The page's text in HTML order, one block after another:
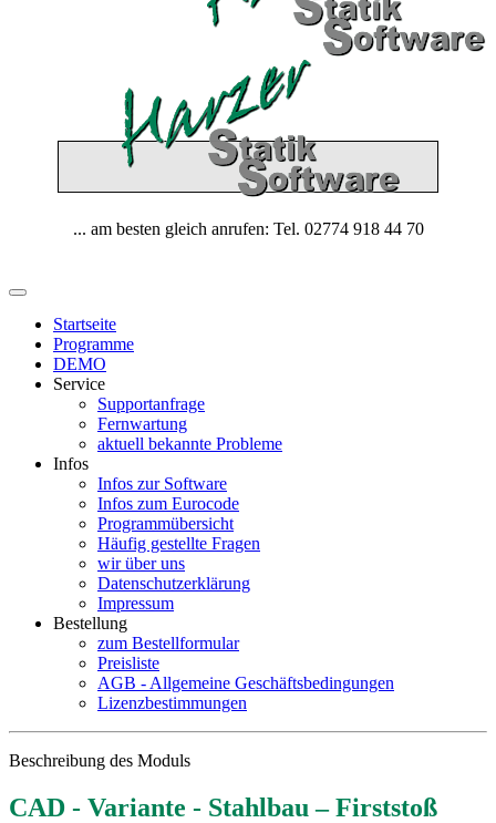
... am besten gleich anrufen: Tel. 02774 918 44 70
Startseite
Programme
DEMO
Service
Supportanfrage
Fernwartung
aktuell bekannte Probleme
Infos
Infos zur Software
Infos zum Eurocode
Programmübersicht
Häufig gestellte Fragen
wir über uns
Datenschutzerklärung
Impressum
Bestellung
zum Bestellformular
Preisliste
AGB - Allgemeine Geschäftsbedingungen
Lizenzbestimmungen
Beschreibung des Moduls
CAD - Variante - Stahlbau – Firststoß